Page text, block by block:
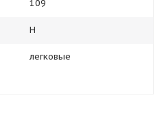
109
H
легковые